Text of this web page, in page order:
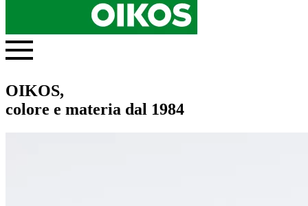
OIKOS,
colore e materia dal 1984